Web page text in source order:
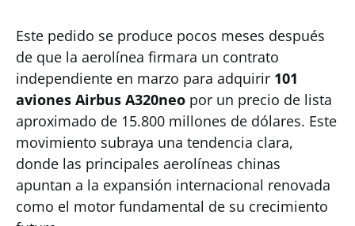
Este pedido se produce pocos meses después
de que la aerolínea firmara un contrato
independiente en marzo para adquirir 101
aviones Airbus A320neo por un precio de lista
aproximado de 15.800 millones de dólares. Este
movimiento subraya una tendencia clara,
donde las principales aerolíneas chinas
apuntan a la expansión internacional renovada
como el motor fundamental de su crecimiento